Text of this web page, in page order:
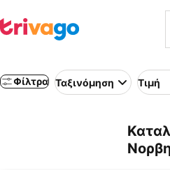
Φίλτρα Ταξινόμηση Τιμή